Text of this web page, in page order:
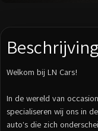
Beschrijving
Welkom bij LN Cars!
In de wereld van
specialiseren wij ons in
auto’s die zich